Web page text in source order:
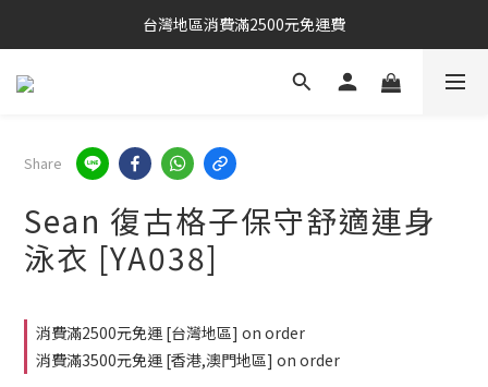
台灣地區消費滿2500元免運費
Share
Sean 復古格子保守舒適連身
泳衣 [YA038]
消費滿2500元免運 [台灣地區] on order
消費滿3500元免運 [香港,澳門地區] on order